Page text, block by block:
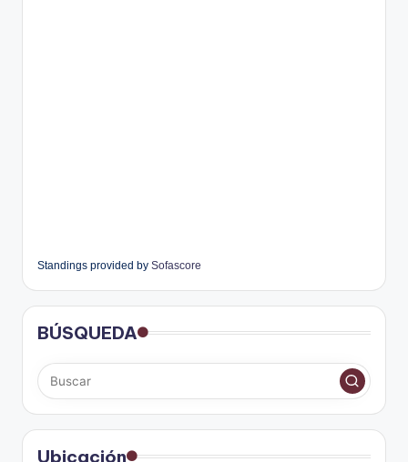
Standings provided by Sofascore
BÚSQUEDA
Ubicación